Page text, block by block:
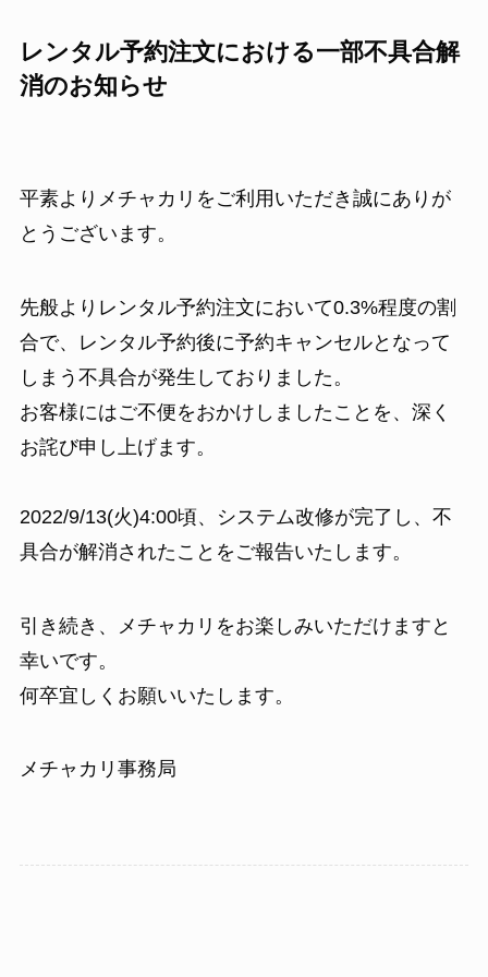
レンタル予約注文における一部不具合解
消のお知らせ
平素よりメチャカリをご利用いただき誠にありが
とうございます。
先般よりレンタル予約注文において0.3%程度の割
合で、レンタル予約後に予約キャンセルとなって
しまう不具合が発生しておりました。
お客様にはご不便をおかけしましたことを、深く
お詫び申し上げます。
2022/9/13(火)4:00頃、システム改修が完了し、不
具合が解消されたことをご報告いたします。
引き続き、メチャカリをお楽しみいただけますと
幸いです。
何卒宜しくお願いいたします。
メチャカリ事務局